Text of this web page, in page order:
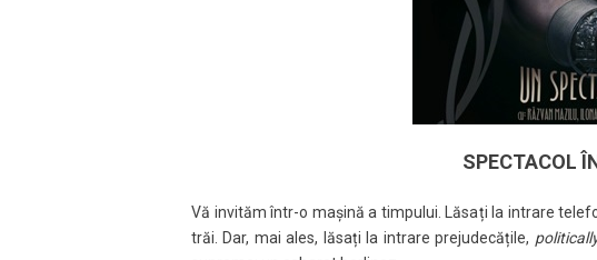
SPECTACOL
Vă invităm într-o mașină a timpului. Lăsați la intrare
trăi. Dar, mai ales, lăsați la intrare prejudecățile,